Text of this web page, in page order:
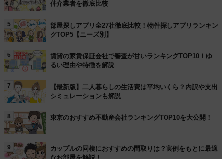
仲介業者を徹底比較
5
部屋探しアプリ全27社徹底比較！物件探しアプリランキン
グTOP5【ニーズ別】
6
賃貸の家賃保証会社で審査が甘いランキングTOP10！ゆ
るい理由や特徴を解説
7
【最新版】二人暮らしの生活費は平均いくら？内訳や支出
シミュレーションも解説
8 東京のおすすめ不動産会社ランキングTOP10を大公開！
9
カップルの同棲におすすめの間取りは？実例をもとに最適
なお部屋を解説！